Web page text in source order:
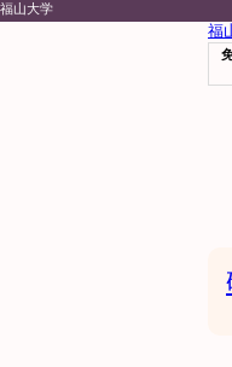
福山大学
福